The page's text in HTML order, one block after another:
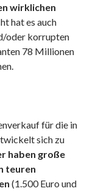
wirklichen
hat es auch
oder korrupten
78 Millionen
für die in
sich zu
haben große
teuren
(1.500 Euro und